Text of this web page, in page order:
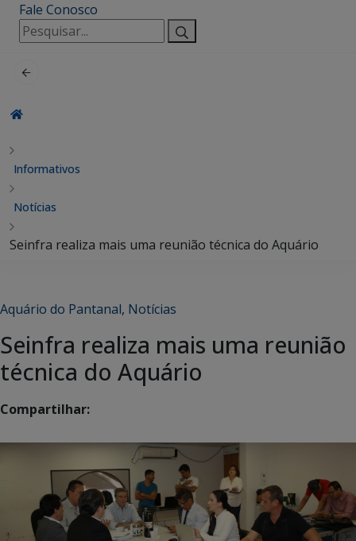
Fale Conosco
Pesquisar
por:
Informativos
Notícias
Seinfra realiza mais uma reunião técnica do Aquário
Aquário do Pantanal, Notícias
Seinfra realiza mais uma reunião
técnica do Aquário
Compartilhar: